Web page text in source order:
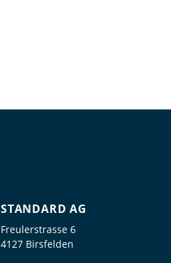
STANDARD AG
Freulerstrasse 6
4127 Birsfelden